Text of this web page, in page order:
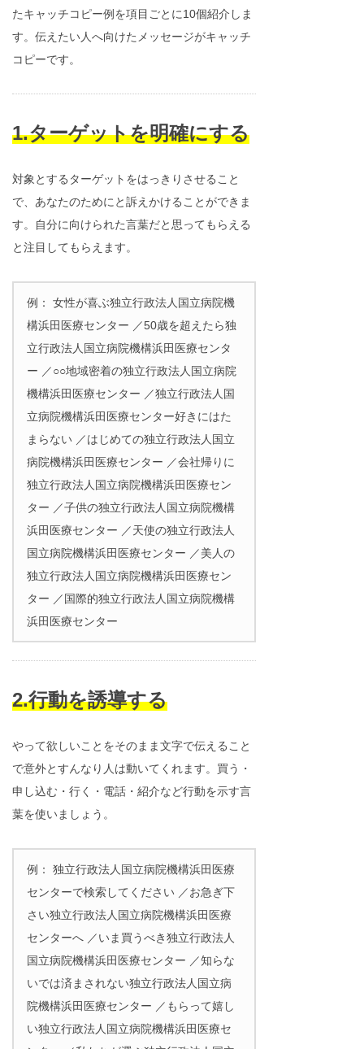
たキャッチコピー例を項目ごとに10個紹介しま
す。伝えたい人へ向けたメッセージがキャッチ
コピーです。
1.ターゲットを明確にする
対象とするターゲットをはっきりさせること
で、あなたのためにと訴えかけることができま
す。自分に向けられた言葉だと思ってもらえる
と注目してもらえます。
例： 女性が喜ぶ独立行政法人国立病院機
構浜田医療センター ／50歳を超えたら独
立行政法人国立病院機構浜田医療センタ
ー ／○○地域密着の独立行政法人国立病院
機構浜田医療センター ／独立行政法人国
立病院機構浜田医療センター好きにはた
まらない ／はじめての独立行政法人国立
病院機構浜田医療センター ／会社帰りに
独立行政法人国立病院機構浜田医療セン
ター ／子供の独立行政法人国立病院機構
浜田医療センター ／天使の独立行政法人
国立病院機構浜田医療センター ／美人の
独立行政法人国立病院機構浜田医療セン
ター ／国際的独立行政法人国立病院機構
浜田医療センター
2.行動を誘導する
やって欲しいことをそのまま文字で伝えること
で意外とすんなり人は動いてくれます。買う・
申し込む・行く・電話・紹介など行動を示す言
葉を使いましょう。
例： 独立行政法人国立病院機構浜田医療
センターで検索してください ／お急ぎ下
さい独立行政法人国立病院機構浜田医療
センターへ ／いま買うべき独立行政法人
国立病院機構浜田医療センター ／知らな
いでは済まされない独立行政法人国立病
院機構浜田医療センター ／もらって嬉し
い独立行政法人国立病院機構浜田医療セ